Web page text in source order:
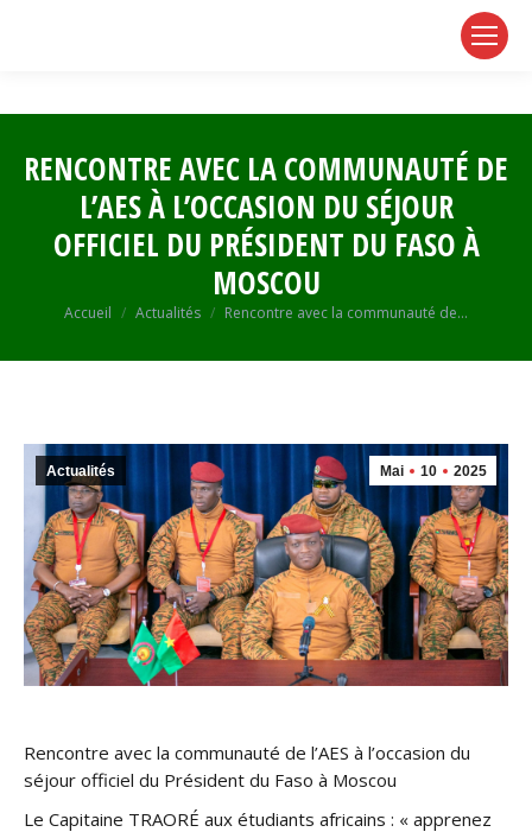
RENCONTRE AVEC LA COMMUNAUTÉ DE
L’AES À L’OCCASION DU SÉJOUR
OFFICIEL DU PRÉSIDENT DU FASO À
MOSCOU
Vous êtes ici :
Accueil Actualités Rencontre avec la communauté de…
Mai 10 2025
Actualités
Rencontre avec la communauté de l’AES à l’occasion du
séjour officiel du Président du Faso à Moscou
Le Capitaine TRAORÉ aux étudiants africains : « apprenez